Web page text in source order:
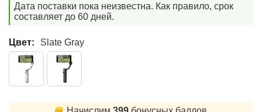
Дата поставки пока неизвестна. Как правило, срок
составляет до 60 дней.
Цвет: Slate Gray